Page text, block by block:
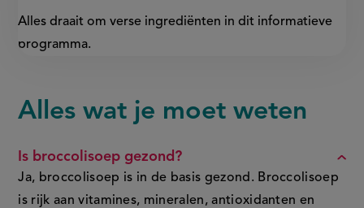
Alles draait om verse ingrediënten in dit informatieve
programma.
FAQ
Alles wat je moet weten
Is broccolisoep gezond?
Ja, broccolisoep is in de basis gezond. Broccolisoep
is rijk aan vitamines, mineralen, antioxidanten en